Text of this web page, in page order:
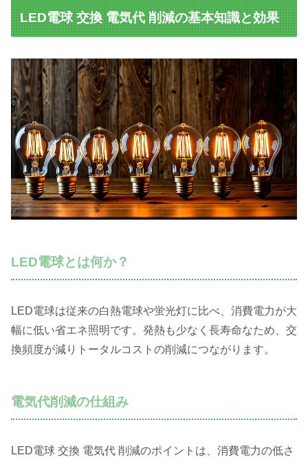
LED電球 交換 電気代 削減の基本知識と効果
LED電球とは何か？
LED電球は従来の白熱電球や蛍光灯に比べ、消費電力が大
幅に低い省エネ照明です。発熱も少なく長寿命なため、交
換頻度が減りトータルコストの削減につながります。
電気代削減の仕組み
LED電球 交換 電気代 削減のポイントは、消費電力の低さ